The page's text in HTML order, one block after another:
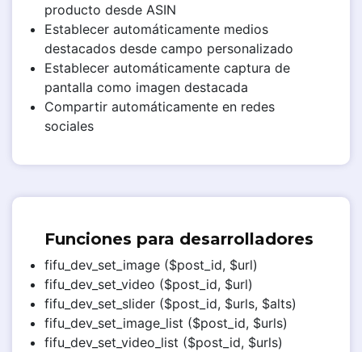
producto desde ASIN
Establecer automáticamente medios
destacados desde campo personalizado
Establecer automáticamente captura de
pantalla como imagen destacada
Compartir automáticamente en redes
sociales
Funciones para desarrolladores
fifu_dev_set_image ($post_id, $url)
fifu_dev_set_video ($post_id, $url)
fifu_dev_set_slider ($post_id, $urls, $alts)
fifu_dev_set_image_list ($post_id, $urls)
fifu_dev_set_video_list ($post_id, $urls)